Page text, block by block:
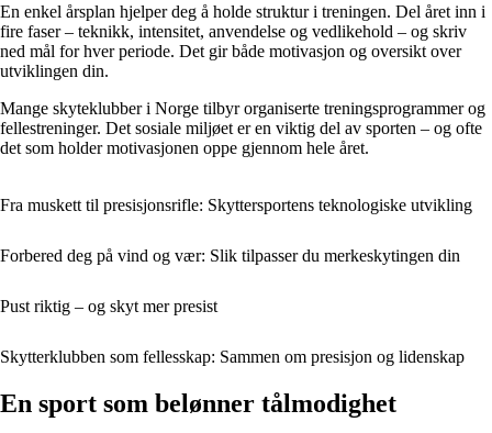
En enkel årsplan hjelper deg å holde struktur i treningen. Del året inn i
fire faser – teknikk, intensitet, anvendelse og vedlikehold – og skriv
ned mål for hver periode. Det gir både motivasjon og oversikt over
utviklingen din.
Mange skyteklubber i Norge tilbyr organiserte treningsprogrammer og
fellestreninger. Det sosiale miljøet er en viktig del av sporten – og ofte
det som holder motivasjonen oppe gjennom hele året.
Fra muskett til presisjonsrifle: Skyttersportens teknologiske utvikling
Forbered deg på vind og vær: Slik tilpasser du merkeskytingen din
Pust riktig – og skyt mer presist
Skytterklubben som fellesskap: Sammen om presisjon og lidenskap
En sport som belønner tålmodighet